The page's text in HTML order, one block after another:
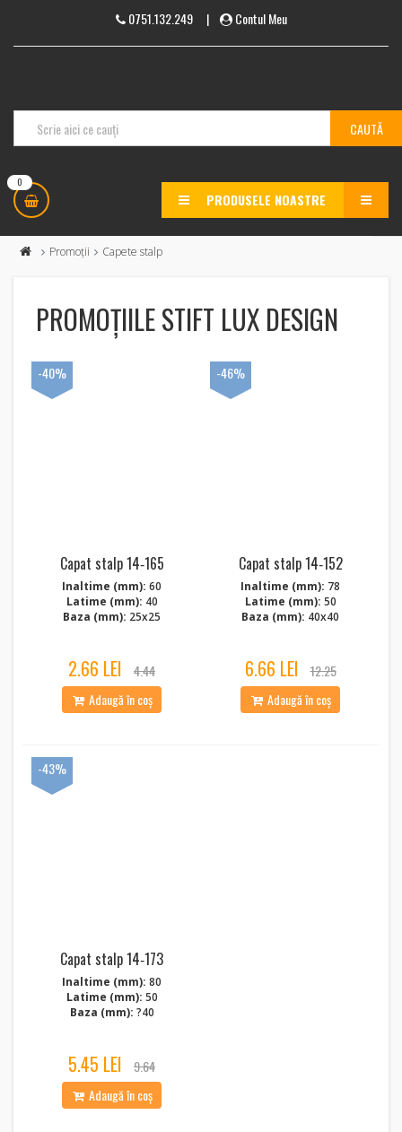
0751.132.249| Contul Meu
0
PRODUSELE NOASTRE MENU
Promoții Capete stalp
PROMOȚIILE STIFT LUX DESIGN
Capat stalp 14‑165
Inaltime (mm): 60
Latime (mm): 40
Baza (mm): 25x25
2.66 LEI 4.44
-40%
Adaugă în coș
Capat stalp 14‑152
Inaltime (mm): 78
Latime (mm): 50
Baza (mm): 40x40
6.66 LEI 12.25
-46%
Adaugă în coș
Capat stalp 14‑173
Inaltime (mm): 80
Latime (mm): 50
Baza (mm): ?40
5.45 LEI 9.64
-43%
Adaugă în coș